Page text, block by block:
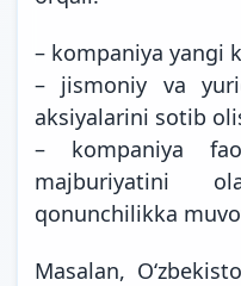
– kompaniya yangi
– jismoniy va
aksiyalarini sotib
– kompaniya
majburiyatini
qonunchilikka
Masalan,